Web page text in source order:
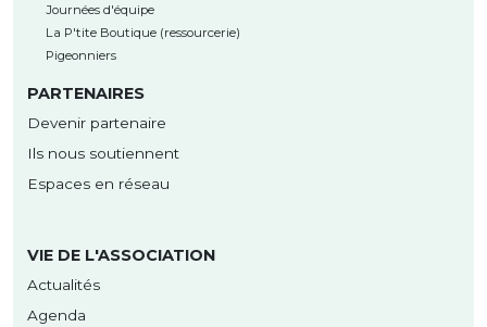
Journées d'équipe
La P'tite Boutique (ressourcerie)
Pigeonniers
PARTENAIRES
Devenir partenaire
Ils nous soutiennent
Espaces en réseau
VIE DE L'ASSOCIATION
Actualités
Agenda